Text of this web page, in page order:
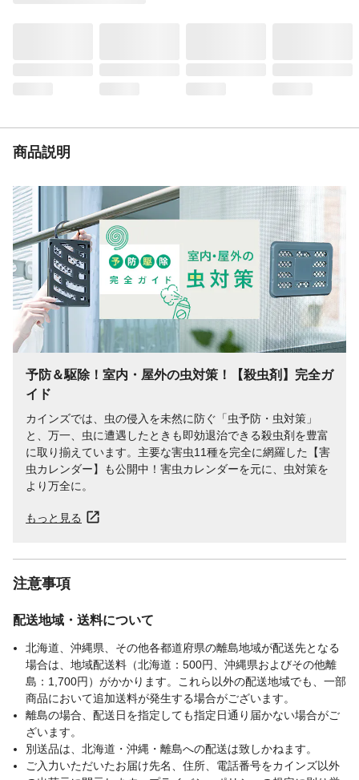
商品説明
予防＆駆除！室内・屋外の虫対策！【殺虫剤】完全ガ
イド
カインズでは、虫の侵入を未然に防ぐ「虫予防・虫対策」
と、万一、虫に遭遇したときも即効退治できる殺虫剤を豊富
に取り揃えています。主要な害虫11種を完全に網羅した【害
虫カレンダー】も公開中！害虫カレンダーを元に、虫対策を
より万全に。
もっと見る
注意事項
配送地域・送料について
北海道、沖縄県、その他各都道府県の離島地域が配送先となる
場合は、地域配送料（北海道：500円、沖縄県およびその他離
島：1,700円）がかかります。これら以外の配送地域でも、一部
商品において追加送料が発生する場合がございます。
離島の場合、配送日を指定しても指定日通り届かない場合がご
ざいます。
別送品は、北海道・沖縄・離島への配送は致しかねます。
ご入力いただいたお届け先名、住所、電話番号をカインズ以外